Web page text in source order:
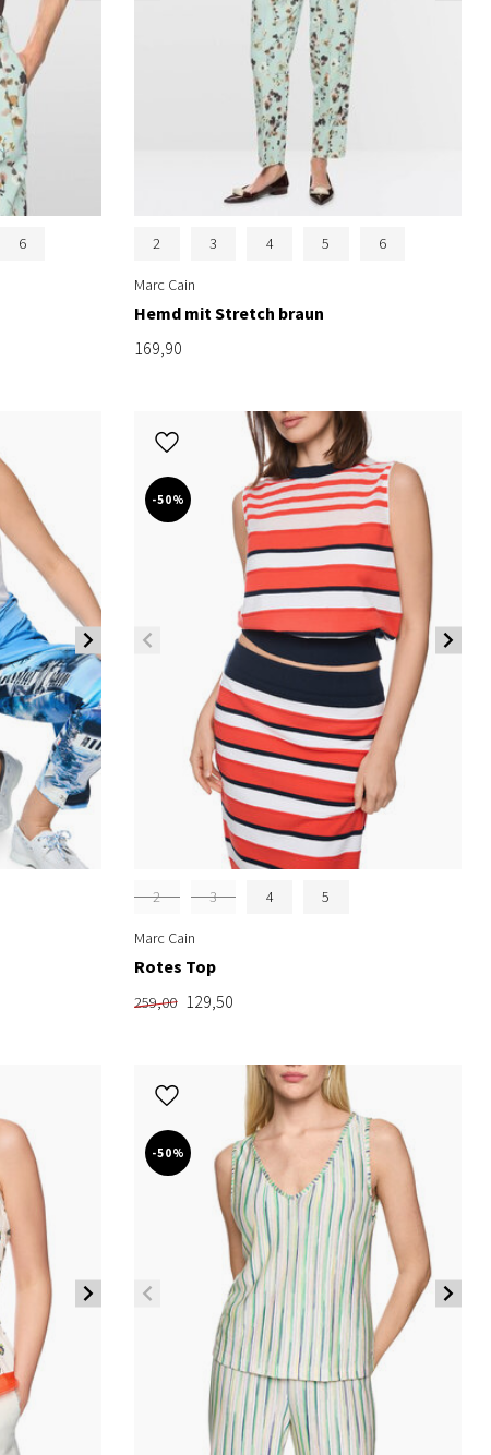
6 2 3 4 5 6
Marc Cain
Hemd mit Stretch braun
169,90
-50%
2 3 4 5
Marc Cain
Rotes Top
259,00 129,50
-50%